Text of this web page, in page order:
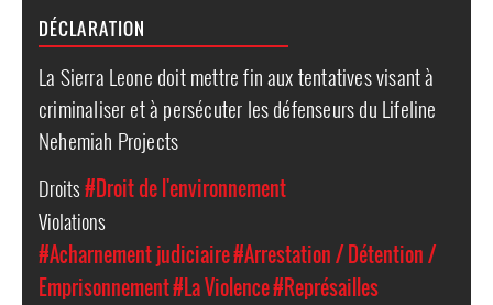
DÉCLARATION
La Sierra Leone doit mettre fin aux tentatives visant à
criminaliser et à persécuter les défenseurs du Lifeline
Nehemiah Projects
Droits#Droit de l'environnement
Violations
#Acharnement judiciaire#Arrestation / Détention /
Emprisonnement#La Violence#Représailles